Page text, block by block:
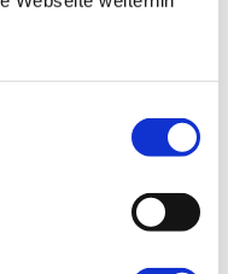
22 23 24